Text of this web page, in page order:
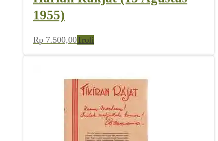
1955)
Rp 7.500,00Troli